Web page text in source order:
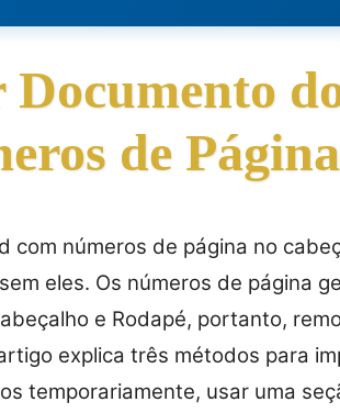
de Página
com números de página no
eles. Os números de página
e Rodapé, portanto,
explica três métodos para
temporariamente, usar uma